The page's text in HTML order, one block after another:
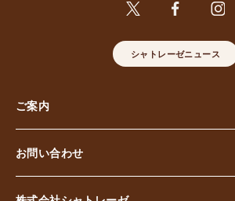
シャトレーゼニュース
ご案内
お問い合わせ